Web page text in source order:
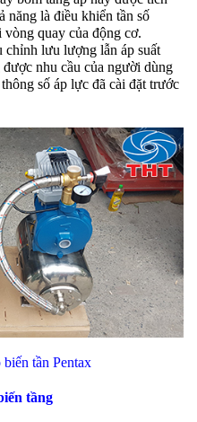
năng là điều khiển tần số
quay của động cơ.
chỉnh lưu lượng lẫn áp suất
nhu cầu của người dùng
số áp lực đã cài đặt trước
tần Pentax
tầng